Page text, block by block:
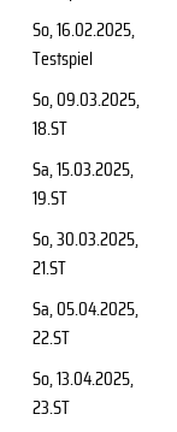
So, 16.02.2025,
Testspiel
So, 09.03.2025,
18.ST
Sa, 15.03.2025,
19.ST
So, 30.03.2025,
21.ST
Sa, 05.04.2025,
22.ST
So, 13.04.2025,
23.ST